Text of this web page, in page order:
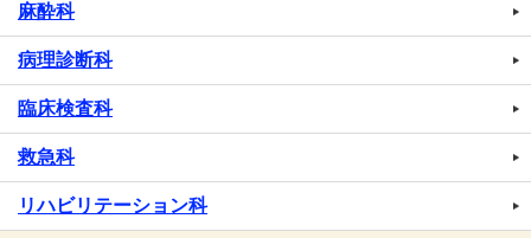
麻酔科
病理診断科
臨床検査科
救急科
リハビリテーション科